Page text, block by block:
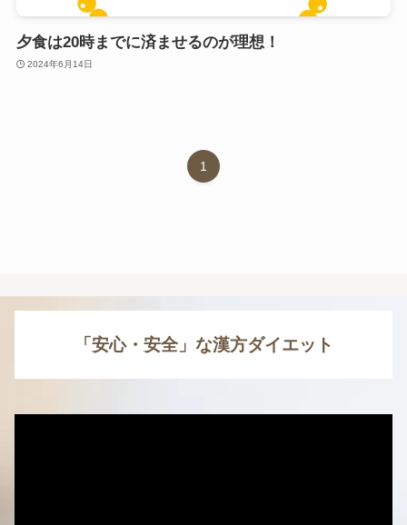
夕食は20時までに済ませるのが理想！
2024年6月14日
1
「安心・安全」な漢方ダイエット